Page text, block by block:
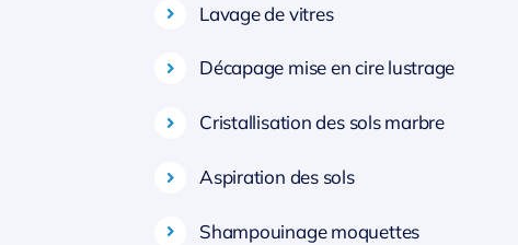
Lavage de vitres
Décapage mise en cire lustrage
Cristallisation des sols marbre
Aspiration des sols
Shampouinage moquettes